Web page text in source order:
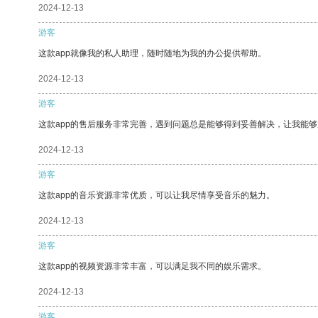
2024-12-13
游客
这款app就像我的私人助理，随时随地为我的办公提供帮助。
2024-12-13
游客
这款app的售后服务非常完善，遇到问题总是能够得到妥善解决，让我能够
2024-12-13
游客
这款app的音乐资源非常优质，可以让我尽情享受音乐的魅力。
2024-12-13
游客
这款app的视频资源非常丰富，可以满足我不同的娱乐需求。
2024-12-13